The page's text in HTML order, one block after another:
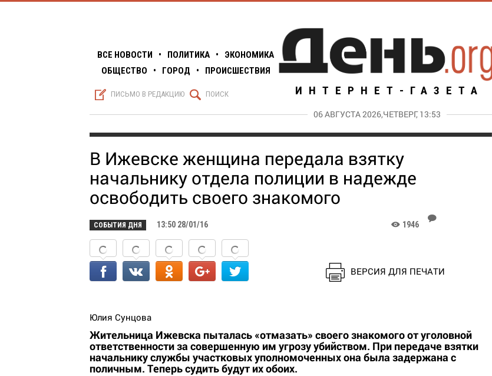
ВСЕ НОВОСТИ • ПОЛИТИКА •
ЭКОНОМИКА
ОБЩЕСТВО
• ГОРОД • ПРОИСШЕСТВИЯ
S ПИСЬМО В РЕДАКЦИЮ Q ПОИСК ИНТЕРНЕТ-ГАЗЕТА
06 АВГУСТА 2026,ЧЕТВЕРГ, 13:53
В Ижевске женщина передала взятку
начальнику отдела полиции в надежде
освободить своего знакомого
СОБЫТИЯ ДНЯ 13:50 28/01/16 K 1946
J
ВЕРСИЯ ДЛЯ ПЕЧАТИ
Юлия Сунцова
Жительница Ижевска пыталась «отмазать» своего знакомого от уголовной
ответственности за совершенную им угрозу убийством. При передаче взятки
начальнику службы участковых уполномоченных она была задержана с
поличным. Теперь судить будут их обоих.